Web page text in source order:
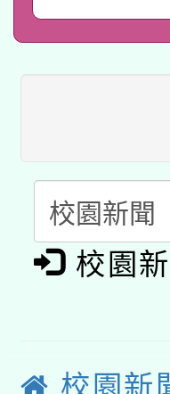
本校
次招
有關
公告
一案。
兒童
答一案
有關
人員健
心」
本校
招甄
適應運
本館
A3數
校園新
校園新